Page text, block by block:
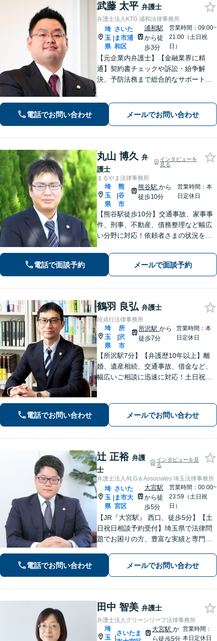
武藤 太平 弁護士
弁護士法人KTG 浦和法律事務所
埼
玉
県
|
さいた
ま市浦
和区
浦和駅
から徒
歩3分
営業時間：09:00~
21:00（土日祝
日）
【元企業内弁護士】【金融業界に精
通】契約書チェックや訴訟・紛争解
決、予防法務まで総合的なサポートが
電話でお問い合わせ メールでお問い合わせ
丸山 博久 弁
護士
インタビューを
見る
まるやま法律事務所
埼
玉
県
|
熊
谷
市
熊谷駅 から
徒歩10分
営業時間：本
日定休日
【熊谷駅徒歩10分】交通事故、家事事
件、刑事、不動産、債務整理など幅広
い分野に対応！依頼者さまの状況を十
解決策をご提案いたします。お気軽に
ご相談ください。【法テラス利用可】
【駐車場あり】
電話で面談予約 メールで面談予約
鶴羽 良弘 弁護士
段貞行法律事務所
埼
玉
県
|
所
沢
市
所沢駅から
徒歩7分
営業時間：本
日定休日
【所沢駅7分】【弁護歴10年以上】離
婚、遺産相続、交通事故、借金など、
幅広いご相談に迅速に対応！土日祝夜
ください！【初回相談無料】
電話でお問い合わせ メールでお問い合わせ
辻 正裕 弁護
士
インタビューを見
る
弁護士法人ALG＆Associates 埼玉法律事務所
埼
玉
県
|
さいた
ま市大
宮区
大宮駅
から徒
歩5分
営業時間：00:00~
23:59（土日祝
日）
【JR『大宮駅』 西口、徒歩5分】【土
日祝日相談予約受付】埼玉県で法律問
題でお困りの方、豊富な実績と専門性
ます。どうぞお気軽にご相談くださ
電話でお問い合わせ メールでお問い合わせ
田中 智美 弁護士
弁護士法人グリーンリーフ法律事務所
埼
玉 |
さいたま
大宮駅 か
ら徒歩5分
営業時間：
本日定休日